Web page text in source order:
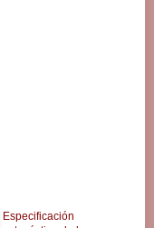
Especificación